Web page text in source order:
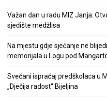
Važan dan u radu MIZ Janja:
sjedište medžlisa
Na mjestu gdje sjećanje ne
memorijala u Logu pod
Svečani ispraćaj predškolaca u
„Dječija radost“ Bijeljina